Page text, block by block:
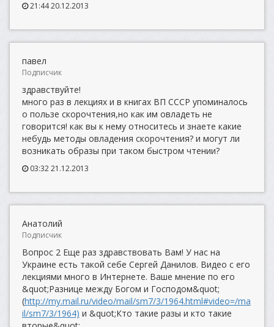
21:44 20.12.2013
павел
Подписчик
здравствуйте!
много раз в лекциях и в книгах ВП СССР упоминалось
о пользе скорочтения,но как им овладеть не
говорится! как вы к нему относитесь и знаете какие
небудь методы овладения скорочтения? и могут ли
возникать образы при таком быстром чтении?
03:32 21.12.2013
Анатолий
Подписчик
Вопрос 2 Еще раз здравствовать Вам! У нас на
Украине есть такой себе Сергей Данилов. Видео с его
лекциями много в Интернете. Ваше мнение по его
&quot;Разнице между Богом и Господом&quot;
(http://my.mail.ru/video/mail/sm7/3/1964.html#video=/ma
il/sm7/3/1964) и &quot;Кто такие разы и кто такие